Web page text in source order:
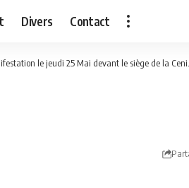
Divers Contact
25 Mai devant le siège de la Ceni. Entre-temps la